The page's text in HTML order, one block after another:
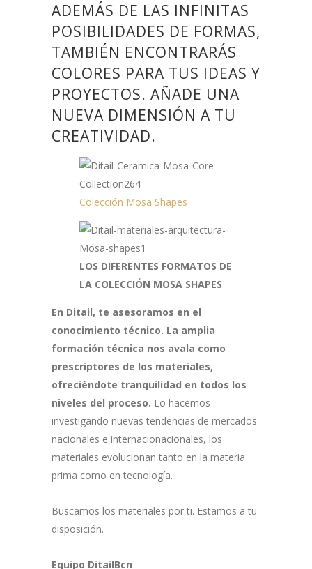
ADEMÁS DE LAS INFINITAS
POSIBILIDADES DE FORMAS,
TAMBIÉN ENCONTRARÁS
COLORES PARA TUS IDEAS Y
PROYECTOS. AÑADE UNA
NUEVA DIMENSIÓN A TU
CREATIVIDAD.
Colección Mosa Shapes
LOS DIFERENTES FORMATOS DE
LA COLECCIÓN MOSA SHAPES
En Ditail, te asesoramos en el
conocimiento técnico. La amplia
formación técnica nos avala como
prescriptores de los materiales,
ofreciéndote tranquilidad en todos los
niveles del proceso. Lo hacemos
investigando nuevas tendencias de mercados
nacionales e internacionacionales, los
materiales evolucionan tanto en la materia
prima como en tecnología.
Buscamos los materiales por ti. Estamos a tu
disposición.
Equipo DitailBcn